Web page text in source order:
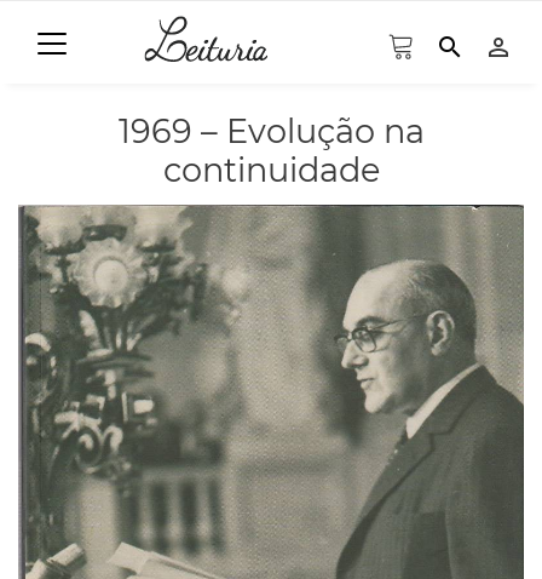
search person_outline
1969 – Evolução na
continuidade